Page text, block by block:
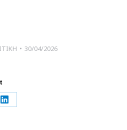
30/04/2026
Share